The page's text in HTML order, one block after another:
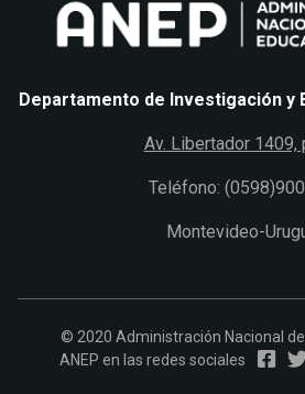
Departamento de Investigación y
Av. Libertador 1409,
Teléfono:
Montevideo-
© 2020 Administración Nacional
ANEP en las redes sociales